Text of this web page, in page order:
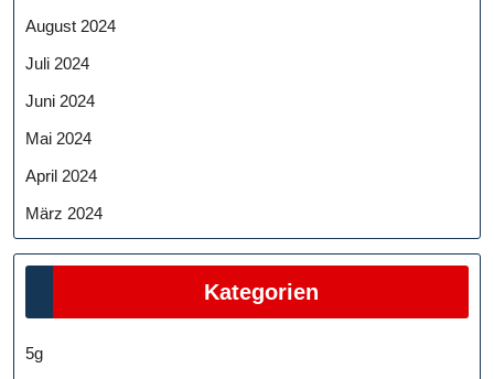
August 2024
Juli 2024
Juni 2024
Mai 2024
April 2024
März 2024
Kategorien
5g